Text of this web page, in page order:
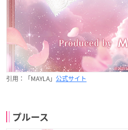
引用：「MAYLA」 公式サイト
プルース